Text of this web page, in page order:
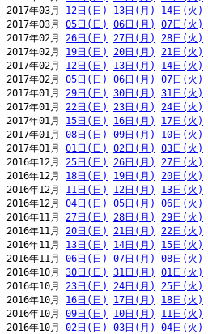
2017年03月 12日(日) 13日(月) 14日(火)
2017年03月 05日(日) 06日(月) 07日(火)
2017年02月 26日(日) 27日(月) 28日(火)
2017年02月 19日(日) 20日(月) 21日(火)
2017年02月 12日(日) 13日(月) 14日(火)
2017年02月 05日(日) 06日(月) 07日(火)
2017年01月 29日(日) 30日(月) 31日(火)
2017年01月 22日(日) 23日(月) 24日(火)
2017年01月 15日(日) 16日(月) 17日(火)
2017年01月 08日(日) 09日(月) 10日(火)
2017年01月 01日(日) 02日(月) 03日(火)
2016年12月 25日(日) 26日(月) 27日(火)
2016年12月 18日(日) 19日(月) 20日(火)
2016年12月 11日(日) 12日(月) 13日(火)
2016年12月 04日(日) 05日(月) 06日(火)
2016年11月 27日(日) 28日(月) 29日(火)
2016年11月 20日(日) 21日(月) 22日(火)
2016年11月 13日(日) 14日(月) 15日(火)
2016年11月 06日(日) 07日(月) 08日(火)
2016年10月 30日(日) 31日(月) 01日(火)
2016年10月 23日(日) 24日(月) 25日(火)
2016年10月 16日(日) 17日(月) 18日(火)
2016年10月 09日(日) 10日(月) 11日(火)
2016年10月 02日(日) 03日(月) 04日(火)